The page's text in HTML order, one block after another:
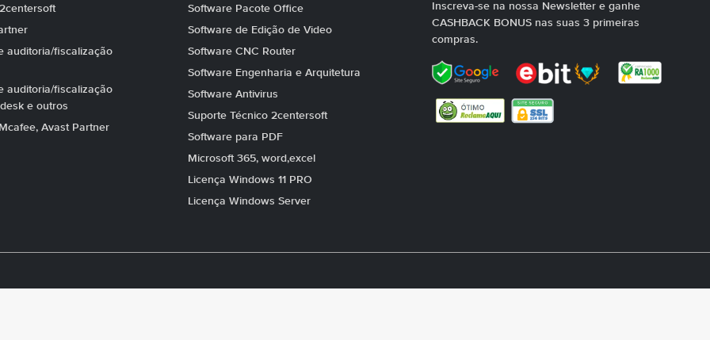
auditoria/fiscalização
auditoria/fiscalização
e outros
Avast Partner
Software Pacote Office
Software de Edição de Video
Software CNC Router
Software Engenharia e Arquitetura
Software Antivirus
Suporte Técnico 2centersoft
Software para PDF
Microsoft 365, word,excel
Licença Windows 11 PRO
Licença Windows Server
Inscreva-se na nossa Newsletter e ganhe
CASHBACK BONUS nas suas 3 primeiras
compras.